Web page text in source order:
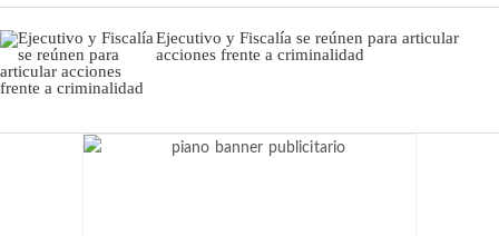
Ejecutivo y Fiscalía se reúnen para articular
acciones frente a criminalidad